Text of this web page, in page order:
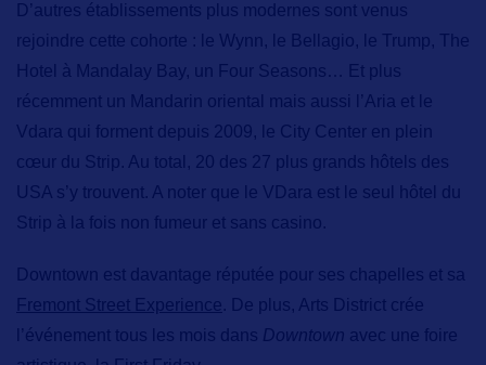
D’autres établissements plus modernes sont venus
rejoindre cette cohorte : le Wynn, le Bellagio, le Trump, The
Hotel à Mandalay Bay, un Four Seasons… Et plus
récemment un Mandarin oriental mais aussi l’Aria et le
Vdara qui forment depuis 2009, le City Center en plein
cœur du Strip. Au total, 20 des 27 plus grands hôtels des
USA s’y trouvent. A noter que le VDara est le seul hôtel du
Strip à la fois non fumeur et sans casino.
Downtown est davantage réputée pour ses chapelles et sa
Fremont Street Experience. De plus, Arts District crée
l’événement tous les mois dans Downtown avec une foire